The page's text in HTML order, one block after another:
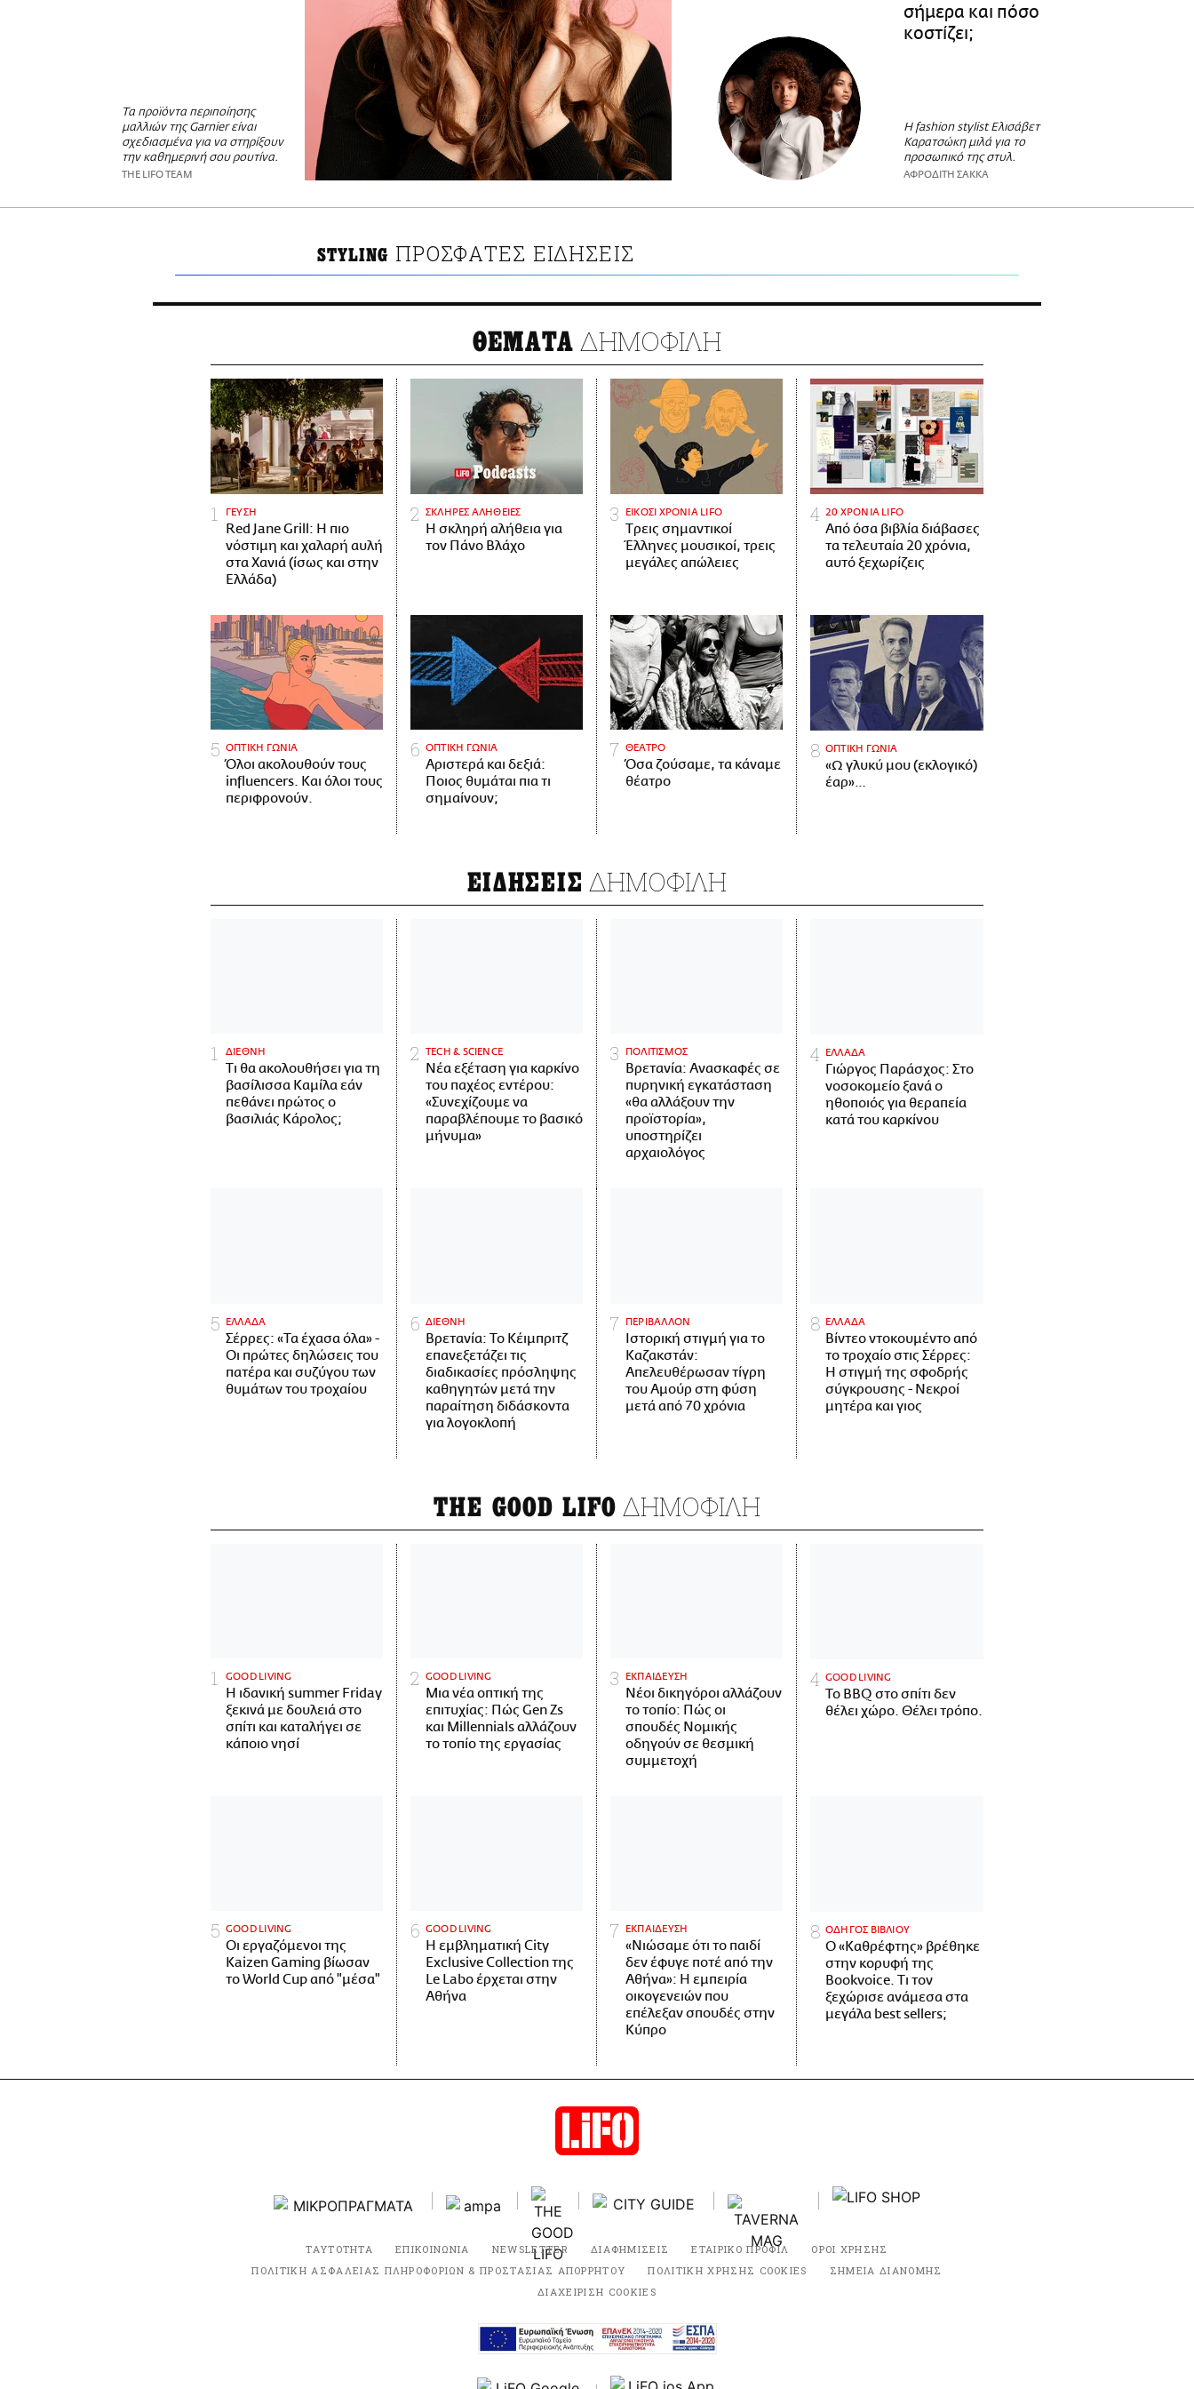
Τα προϊόντα περιποίησης
μαλλιών της Garnier είναι
σχεδιασμένα για να στηρίξουν
την καθημερινή σου ρουτίνα.
THE LIFO TEAM
σήμερα και πόσο
κοστίζει;
Η fashion stylist Ελισάβετ
Καρατσώκη μιλά για το
προσωπικό της στυλ.
ΑΦΡΟΔΙΤΗ ΣΑΚΚΑ
STYLING ΠΡΟΣΦΑΤΕΣ ΕΙΔΗΣΕΙΣ
ΘΕΜΑΤΑ ΔΗΜΟΦΙΛΗ
ΓΕΥΣΗ
Red Jane Grill: Η πιο
νόστιμη και χαλαρή αυλή
στα Χανιά (ίσως και στην
Ελλάδα)
ΣΚΛΗΡΕΣ ΑΛΗΘΕΙΕΣ
H σκληρή αλήθεια για
τον Πάνο Βλάχο
ΕΙΚΟΣΙ ΧΡΟΝΙΑ LIFO
Tρεις σημαντικοί
Έλληνες μουσικοί, τρεις
μεγάλες απώλειες
20 ΧΡΟΝΙΑ LIFO
Από όσα βιβλία διάβασες
τα τελευταία 20 χρόνια,
αυτό ξεχωρίζεις
ΟΠΤΙΚΗ ΓΩΝΙΑ
Όλοι ακολουθούν τους
influencers. Και όλοι τους
περιφρονούν.
ΟΠΤΙΚΗ ΓΩΝΙΑ
Αριστερά και δεξιά:
Ποιος θυμάται πια τι
σημαίνουν;
ΘΕΑΤΡΟ
Όσα ζούσαμε, τα κάναμε
θέατρο
ΟΠΤΙΚΗ ΓΩΝΙΑ
«Ω γλυκύ μου (εκλογικό)
έαρ»…
ΕΙΔΗΣΕΙΣ ΔΗΜΟΦΙΛΗ
ΔΙΕΘΝΗ
Τι θα ακολουθήσει για τη
βασίλισσα Καμίλα εάν
πεθάνει πρώτος ο
βασιλιάς Κάρολος;
ΤECH & SCIENCE
Νέα εξέταση για καρκίνο
του παχέος εντέρου:
«Συνεχίζουμε να
παραβλέπουμε το βασικό
μήνυμα»
ΠΟΛΙΤΙΣΜΟΣ
Βρετανία: Ανασκαφές σε
πυρηνική εγκατάσταση
«θα αλλάξουν την
προϊστορία»,
υποστηρίζει
αρχαιολόγος
ΕΛΛΑΔΑ
Γιώργος Παράσχος: Στο
νοσοκομείο ξανά ο
ηθοποιός για θεραπεία
κατά του καρκίνου
ΕΛΛΑΔΑ
Σέρρες: «Τα έχασα όλα» -
Οι πρώτες δηλώσεις του
πατέρα και συζύγου των
θυμάτων του τροχαίου
ΔΙΕΘΝΗ
Βρετανία: Το Κέιμπριτζ
επανεξετάζει τις
διαδικασίες πρόσληψης
καθηγητών μετά την
παραίτηση διδάσκοντα
για λογοκλοπή
ΠΕΡΙΒΑΛΛΟΝ
Ιστορική στιγμή για το
Καζακστάν:
Απελευθέρωσαν τίγρη
του Αμούρ στη φύση
μετά από 70 χρόνια
ΕΛΛΑΔΑ
Βίντεο ντοκουμέντο από
το τροχαίο στις Σέρρες:
Η στιγμή της σφοδρής
σύγκρουσης - Νεκροί
μητέρα και γιος
THE GOOD LIFO ΔΗΜΟΦΙΛΗ
GOOD LIVING
Η ιδανική summer Friday
ξεκινά με δουλειά στο
σπίτι και καταλήγει σε
κάποιο νησί
GOOD LIVING
Μια νέα οπτική της
επιτυχίας: Πώς Gen Zs
και Millennials αλλάζουν
το τοπίο της εργασίας
ΕΚΠΑΙΔΕΥΣΗ
Νέοι δικηγόροι αλλάζουν
το τοπίο: Πώς οι
σπουδές Νομικής
οδηγούν σε θεσμική
συμμετοχή
GOOD LIVING
Το BBQ στο σπίτι δεν
θέλει χώρο. Θέλει τρόπο.
GOOD LIVING
Οι εργαζόμενοι της
Kaizen Gaming βίωσαν
το World Cup από "μέσα"
GOOD LIVING
Η εμβληματική City
Exclusive Collection της
Le Labo έρχεται στην
Αθήνα
ΕΚΠΑΙΔΕΥΣΗ
«Νιώσαμε ότι το παιδί
δεν έφυγε ποτέ από την
Αθήνα»: Η εμπειρία
οικογενειών που
επέλεξαν σπουδές στην
Κύπρο
ΟΔΗΓΟΣ ΒΙΒΛΙΟΥ
Ο «Καθρέφτης» βρέθηκε
στην κορυφή της
Bookvoice. Τι τον
ξεχώρισε ανάμεσα στα
μεγάλα best sellers;
ΤΑΥΤΟΤΗΤΑ ΕΠΙΚΟΙΝΩΝΙΑ NEWSLETTER ΔΙΑΦΗΜΙΣΕΙΣ ΕΤΑΙΡΙΚΟ ΠΡΟΦΙΛ
ΟΡΟΙ ΧΡΗΣΗΣ
ΠΟΛΙΤΙΚΗ ΑΣΦΑΛΕΙΑΣ ΠΛΗΡΟΦΟΡΙΩΝ & ΠΡΟΣΤΑΣΙΑΣ ΑΠΟΡΡΗΤΟΥ
ΠΟΛΙΤΙΚΗ ΧΡΗΣΗΣ COOKIES
ΣΗΜΕΙΑ ΔΙΑΝΟΜΗΣ
ΔΙΑΧΕΙΡΙΣΗ COOKIES